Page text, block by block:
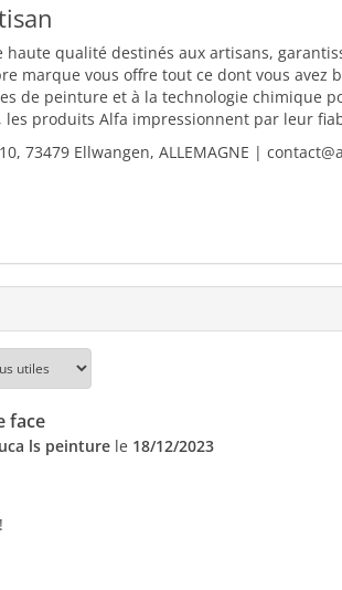
qualité destinés aux artisans,
marque vous offre tout ce dont vous avez
de peinture et à la technologie chimique
produits Alfa impressionnent par leur
73479 Ellwangen, ALLEMAGNE |
face
ls peinture le 18/12/2023